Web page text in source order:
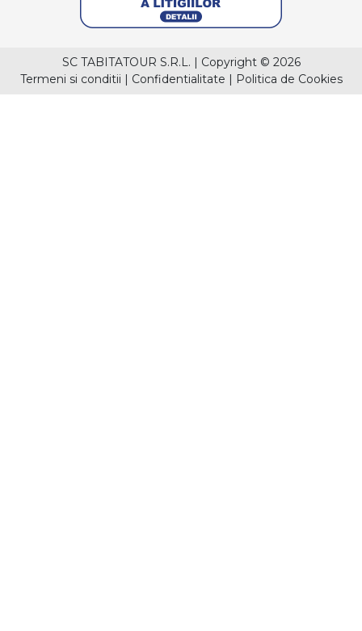
SC TABITATOUR S.R.L. | Copyright © 2026
Termeni si conditii | Confidentialitate | Politica de Cookies